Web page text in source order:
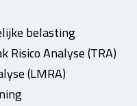
belasting
Risico Analyse (TRA)
(LMRA)